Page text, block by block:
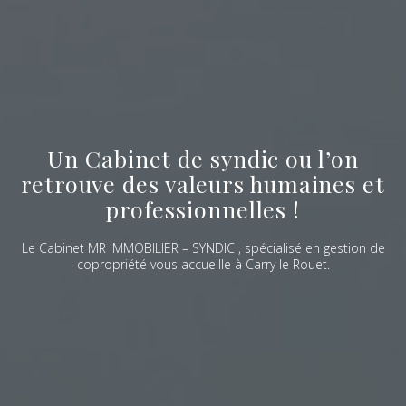
Un Cabinet de syndic ou l’on
retrouve des valeurs humaines et
professionnelles !
Le Cabinet MR IMMOBILIER – SYNDIC , spécialisé en gestion de
copropriété vous accueille à Carry le Rouet.